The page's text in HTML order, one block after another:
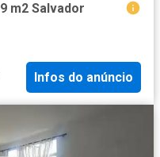
m2 Salvador
Infos do anúncio